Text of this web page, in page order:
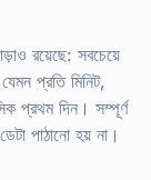
রয়েছে: সবচেয়ে
প্রতি মিনিট,
প্রথম দিন। সম্পূর্ণ
পাঠানো হয় না।